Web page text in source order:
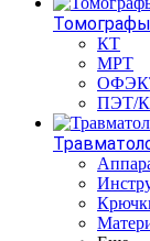
Томографы
КТ
МРТ
ПЭТ/